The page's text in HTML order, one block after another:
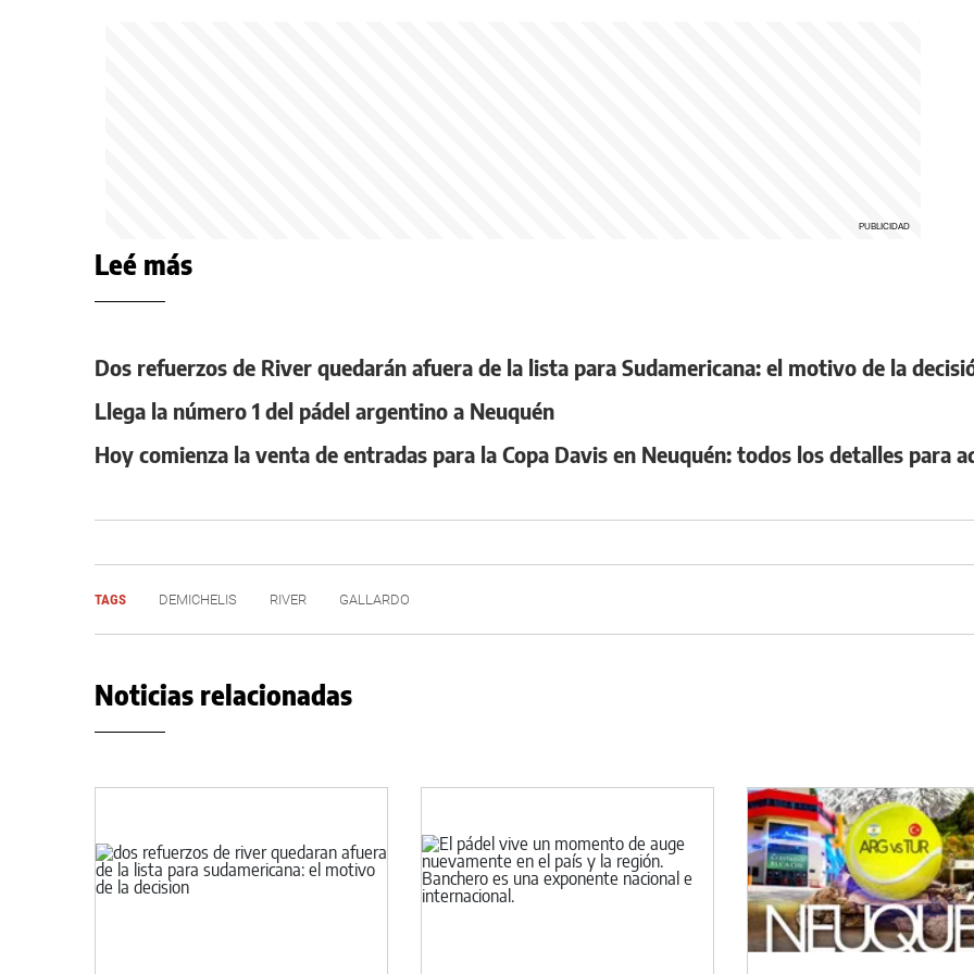
Leé más
Dos refuerzos de River quedarán afuera de la lista para Sudamericana: el motivo de la
Llega la número 1 del pádel argentino a Neuquén
Hoy comienza la venta de entradas para la Copa Davis en Neuquén: todos los detalles para
TAGS DEMICHELIS RIVER GALLARDO
Noticias relacionadas